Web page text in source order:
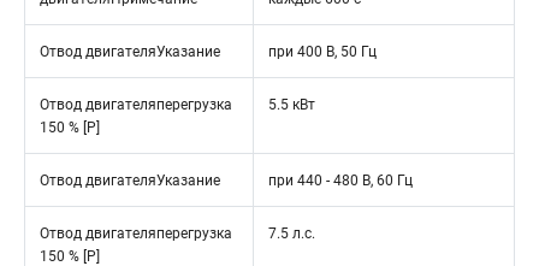
Отвод двигателяУказание при 400 В, 50 Гц
Отвод двигателяперегрузка
150 % [P]
5.5 кВт
Отвод двигателяУказание при 440 - 480 В, 60 Гц
Отвод двигателяперегрузка
150 % [P]
7.5 л.с.